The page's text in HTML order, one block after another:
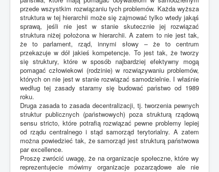
przede wszystkim rozwiązaniu tych problemów. Każda wyższa
struktura w tej hierarchii może się zajmować tylko wtedy jakąś
sprawą, jeśli nie jest w stanie skutecznie jej rozwiązać
struktura niżej położona w hierarchii. A zatem to nie jest tak,
że to parlament, rząd, innymi słowy – że to centrum
przekazuje w dół jakieś kompetencje. To jest tak, że tworzy
się struktury, które w sposób najbardziej efektywny mogą
pomagać człowiekowi (rodzinie) w rozwiązywaniu problemów,
których on nie jest w stanie rozwiązać samodzielnie. I właśnie
według tej zasady staramy się budować państwo od 1989
roku.
Druga zasada to zasada decentralizacji, tj. tworzenia pewnych
struktur publicznych (państwowych) poza strukturą rządową
sensu stricto, które potrafią rozwiązać pewne problemy lepiej
od rządu centralnego i stąd samorząd terytorialny. A zatem
można powiedzieć tak, że samorząd jest strukturą państwowa
par excellence.
Proszę zwrócić uwagę, że na organizacje społeczne, które wy
reprezentujecie mówimy organizacje pozarządowe ale nie